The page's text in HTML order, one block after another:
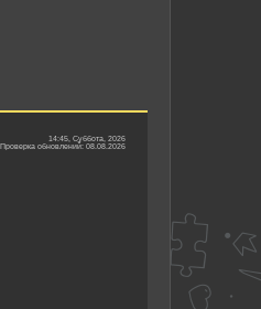
14:45, Суббота, 2026
Проверка обновлений: 08.08.2026